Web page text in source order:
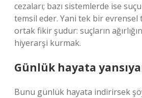
cezaları; bazı sistemlerde ise
temsil eder. Yani tek bir evrensel
ortak fikir şudur: suçların
hiyerarşi kurmak.
Günlük hayata
Bunu günlük hayata indirirsek